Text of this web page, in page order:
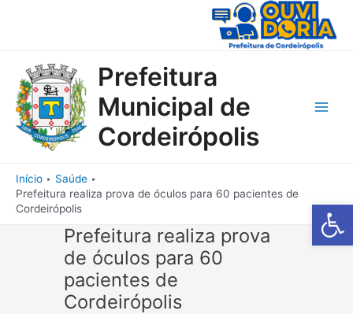
Barra de
Prefeitura
Municipal de
Cordeirópolis
Início
Saúde
Prefeitura realiza prova de óculos para 60 pacientes de
Cordeirópolis
Prefeitura realiza prova
de óculos para 60
pacientes de
Cordeirópolis